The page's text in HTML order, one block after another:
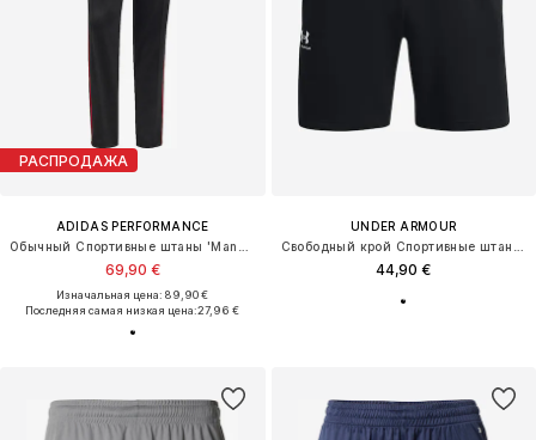
РАСПРОДАЖА
ADIDAS PERFORMANCE
69,90 €
Изначальная цена: 89,90 €
Последняя самая низкая цена:27,96 €
UNDER ARMOUR
44,90 €